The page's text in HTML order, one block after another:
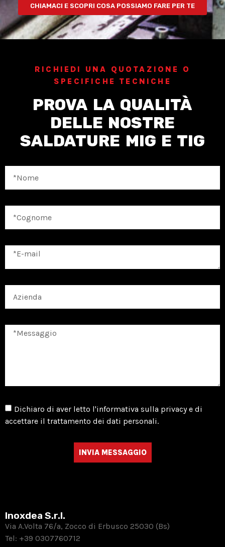
CHIAMACI E SCOPRI COSA POSSIAMO FARE PER TE
RICHIEDI UNA QUOTAZIONE O
SPECIFICHE TECNICHE
PROVA LA QUALITÀ
DELLE NOSTRE
SALDATURE MIG E TIG
Dichiaro di aver letto l'informativa sulla privacy e di
accettare il trattamento dei dati personali.
INVIA MESSAGGIO
Inoxdea S.r.l.
Via A.Volta 76/a, Zocco di Erbusco 25030 (Bs)
Tel: +39 0307760712